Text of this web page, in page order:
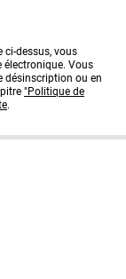
ci-dessus, vous
électronique. Vous
désinscription ou en
"Politique de
.